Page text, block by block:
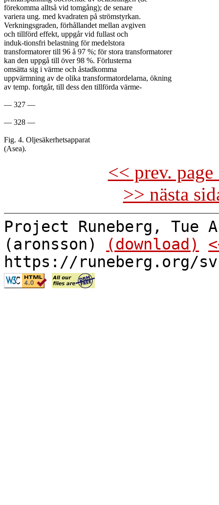
förekomma alltså vid tomgång); de senare
variera ung. med kvadraten på strömstyrkan.
Verkningsgraden, förhållandet mellan avgiven
och tillförd effekt, uppgår vid fullast och
induk-tionsfri belastning för medelstora
transformatorer till 96 å 97 %; för stora transformatorer
kan den uppgå till över 98 %. Förlusterna
omsätta sig i värme och åstadkomma
uppvärmning av de olika transformatordelarna, ökning
av temp. fortgår, till dess den tillförda värme-
— 327 —
— 328 —
Fig. 4. Oljesäkerhetsapparat
<< prev.
>> nästa
Project Runeberg, Tue
(aronsson)
(download)
https://runeberg.org/